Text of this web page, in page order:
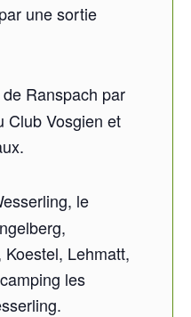
une sortie
Ranspach par
Club Vosgien et
le
Lehmatt,
les